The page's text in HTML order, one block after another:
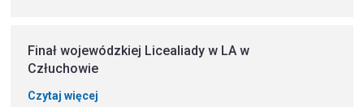
Finał wojewódzkiej Licealiady w LA w
Człuchowie
Czytaj więcej